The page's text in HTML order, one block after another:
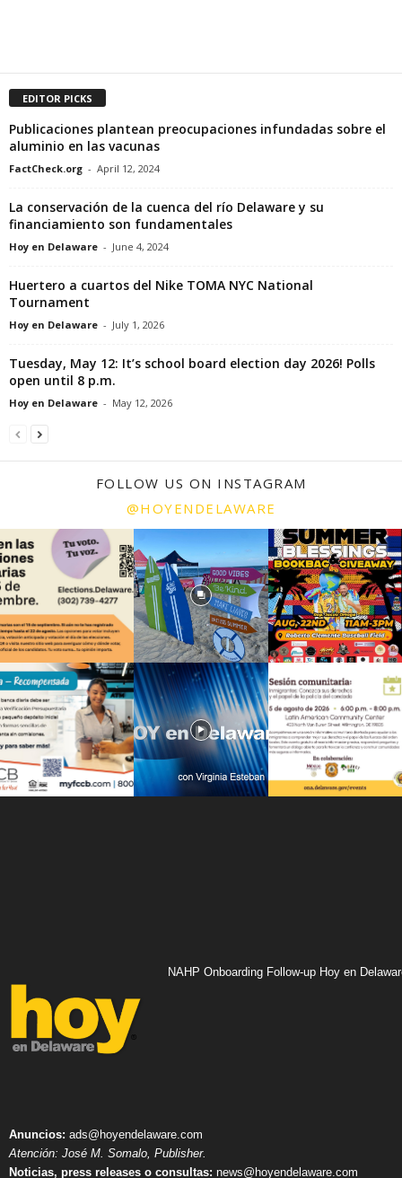
EDITOR PICKS
Publicaciones plantean preocupaciones infundadas sobre el
aluminio en las vacunas
FactCheck.org - April 12, 2024
La conservación de la cuenca del río Delaware y su
financiamiento son fundamentales
Hoy en Delaware - June 4, 2024
Huertero a cuartos del Nike TOMA NYC National
Tournament
Hoy en Delaware - July 1, 2026
Tuesday, May 12: It’s school board election day 2026! Polls
open until 8 p.m.
Hoy en Delaware - May 12, 2026
FOLLOW US ON INSTAGRAM
@HOYENDELAWARE
NAHP Onboarding Follow-up Hoy en
Anuncios: ads@hoyendelaware.com
Atención: José M. Somalo, Publisher.
Noticias, press releases o consultas: news@hoyendelaware.com